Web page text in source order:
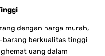
dengan harga murah,
barang berkualitas tinggi
uang dalam